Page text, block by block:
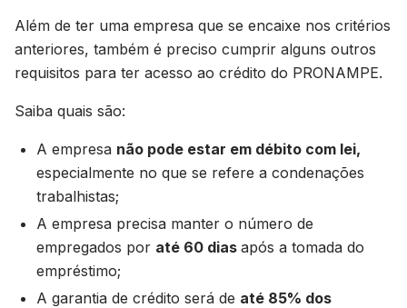
Além de ter uma empresa que se encaixe nos critérios
anteriores, também é preciso cumprir alguns outros
requisitos para ter acesso ao crédito do PRONAMPE.
Saiba quais são:
A empresa não pode estar em débito com lei,
especialmente no que se refere a condenações
trabalhistas;
A empresa precisa manter o número de
empregados por até 60 dias após a tomada do
empréstimo;
A garantia de crédito será de até 85% dos